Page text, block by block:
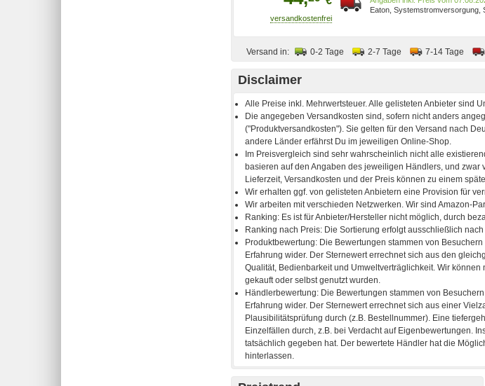
Eaton, Systemstromversorgung,
Versand in: 0-2 Tage 2-7 Tage 7-14 Tage
Disclaimer